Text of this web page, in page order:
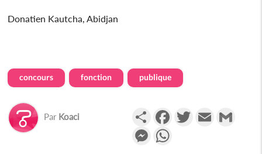
Donatien Kautcha, Abidjan
concours fonction publique
Par Koaci PartagerFacebookTwitterEmail
Messenger